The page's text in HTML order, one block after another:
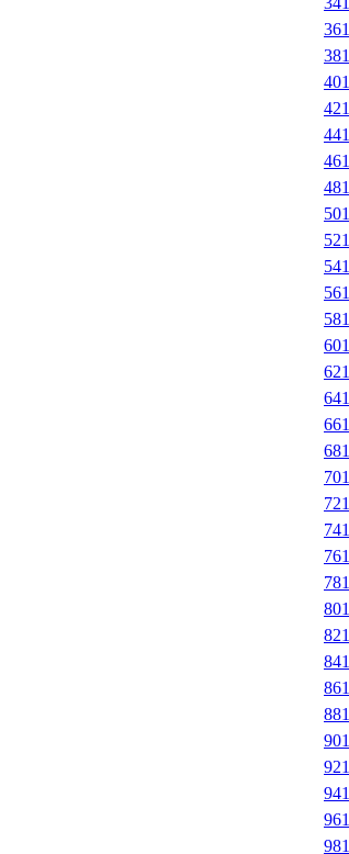
361
381
401
421
441
461
481
501
521
541
561
581
601
621
641
661
681
701
721
741
761
781
801
821
841
861
881
901
921
941
961
981